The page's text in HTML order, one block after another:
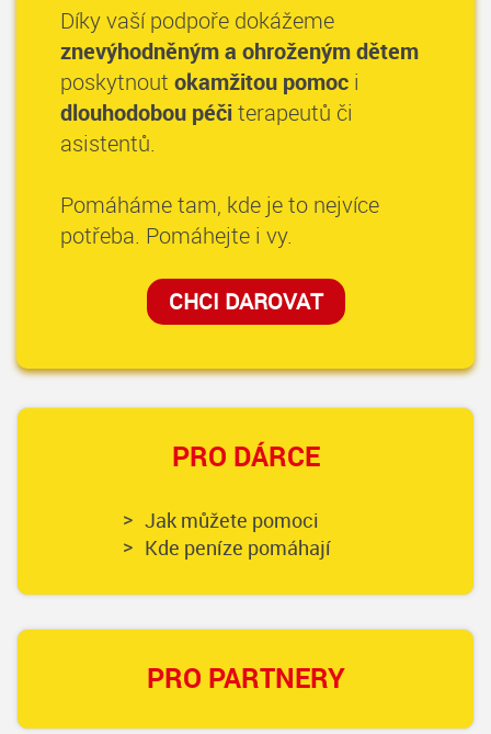
Díky vaší podpoře dokážeme
znevýhodněným a ohroženým dětem
poskytnout okamžitou pomoc i
dlouhodobou péči terapeutů či
asistentů.
Pomáháme tam, kde je to nejvíce
potřeba. Pomáhejte i vy.
CHCI DAROVAT
PRO DÁRCE
Jak můžete pomoci
Kde peníze pomáhají
PRO PARTNERY